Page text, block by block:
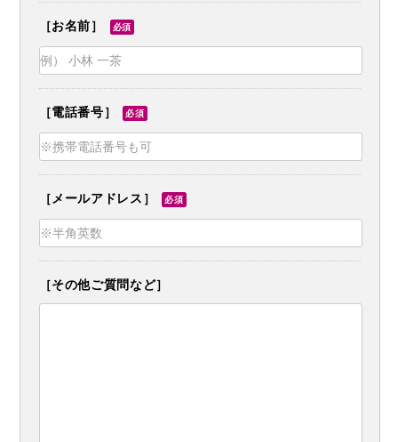
［お名前］ 必須
［電話番号］ 必須
［メールアドレス］ 必須
［その他ご質問など］